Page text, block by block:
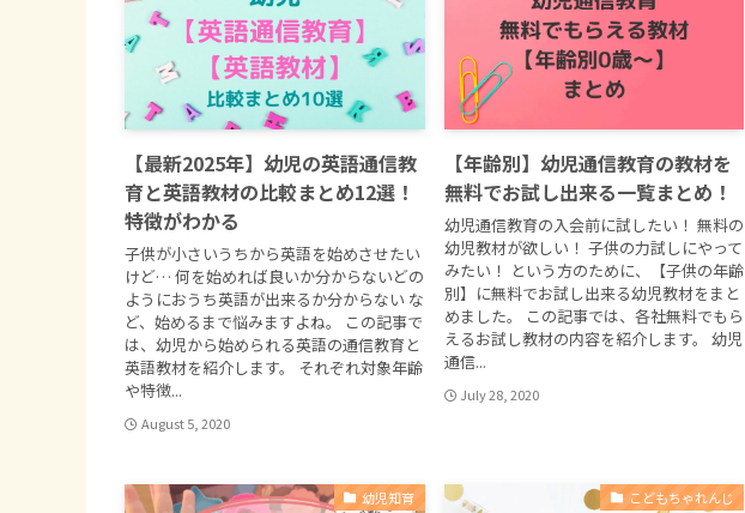
【最新2025年】幼児の英語通信教
育と英語教材の比較まとめ12選！
特徴がわかる
子供が小さいうちから英語を始めさせたい
けど… 何を始めれば良いか分からないどの
ようにおうち英語が出来るか分からない な
ど、始めるまで悩みますよね。 この記事で
は、幼児から始められる英語の通信教育と
英語教材を紹介します。 それぞれ対象年齢
や特徴...
August 5, 2020
【年齢別】幼児通信教育の教材を
無料でお試し出来る一覧まとめ！
幼児通信教育の入会前に試したい！ 無料の
幼児教材が欲しい！ 子供の力試しにやって
みたい！ という方のために、【子供の年齢
別】に無料でお試し出来る幼児教材をまと
めました。 この記事では、各社無料でもら
えるお試し教材の内容を紹介します。 幼児
通信...
July 28, 2020
幼児知育 こどもちゃれんじ